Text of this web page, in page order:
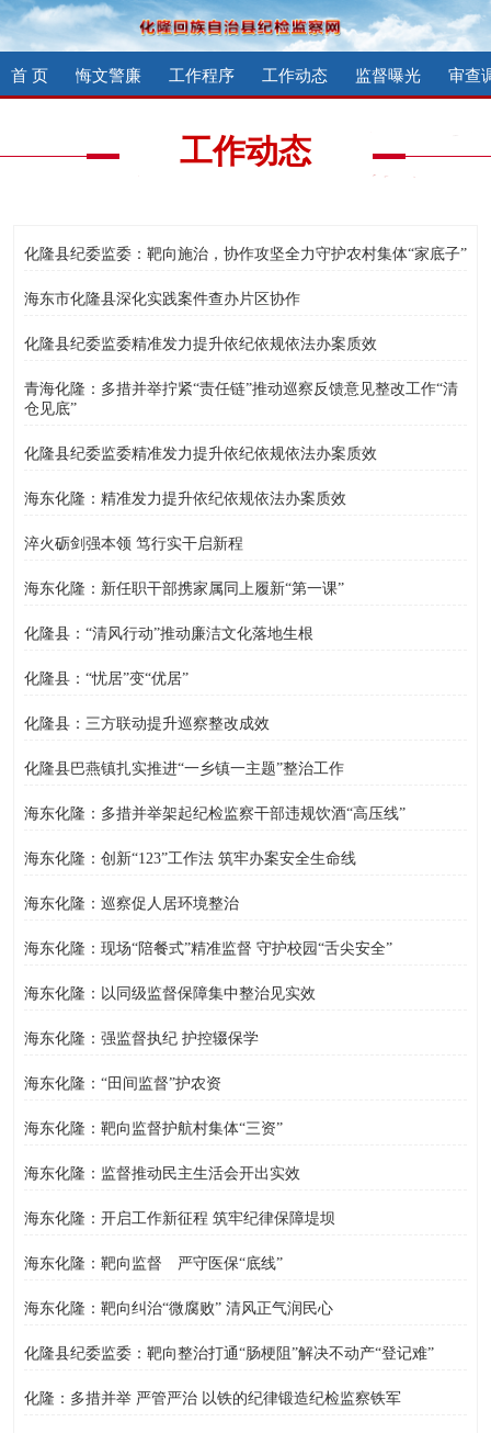
首 页 悔文警廉 工作程序 工作动态 监督曝光 审查
工作动态
化隆县纪委监委：靶向施治，协作攻坚全力守护农村集体“家底子”
海东市化隆县深化实践案件查办片区协作
化隆县纪委监委精准发力提升依纪依规依法办案质效
青海化隆：多措并举拧紧“责任链”推动巡察反馈意见整改工作“清
仓见底”
化隆县纪委监委精准发力提升依纪依规依法办案质效
海东化隆：精准发力提升依纪依规依法办案质效
淬火砺剑强本领 笃行实干启新程
海东化隆：新任职干部携家属同上履新“第一课”
化隆县：“清风行动”推动廉洁文化落地生根
化隆县：“忧居”变“优居”
化隆县：三方联动提升巡察整改成效
化隆县巴燕镇扎实推进“一乡镇一主题”整治工作
海东化隆：多措并举架起纪检监察干部违规饮酒“高压线”
海东化隆：创新“123”工作法 筑牢办案安全生命线
海东化隆：巡察促人居环境整治
海东化隆：现场“陪餐式”精准监督 守护校园“舌尖安全”
海东化隆：以同级监督保障集中整治见实效
海东化隆：强监督执纪 护控辍保学
海东化隆：“田间监督”护农资
海东化隆：靶向监督护航村集体“三资”
海东化隆：监督推动民主生活会开出实效
海东化隆：开启工作新征程 筑牢纪律保障堤坝
海东化隆：靶向监督 严守医保“底线”
海东化隆：靶向纠治“微腐败” 清风正气润民心
化隆县纪委监委：靶向整治打通“肠梗阻”解决不动产“登记难”
化隆：多措并举 严管严治 以铁的纪律锻造纪检监察铁军